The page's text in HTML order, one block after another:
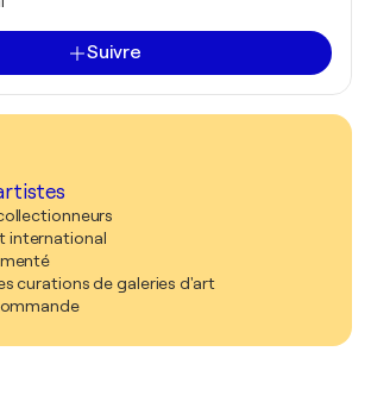
Suivre
international
curations de galeries d'art